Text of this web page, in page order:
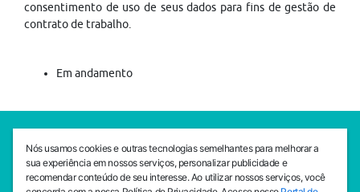
consentimento de uso de seus dados para fins de gestão de
contrato de trabalho.
Em andamento
SEDE CEJAM
Av. da Liberdade, 765, Liberdade, São Paulo, 01503-001
(11) 3469 - 1818
Nós usamos cookies e outras tecnologias semelhantes para melhorar a
sua experiência em nossos serviços, personalizar publicidade e
recomendar conteúdo de seu interesse. Ao utilizar nossos serviços, você